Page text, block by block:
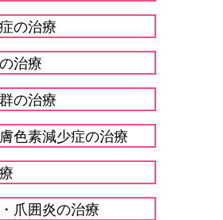
の治療
治療
の治療
色素減少症の治療
爪囲炎の治療